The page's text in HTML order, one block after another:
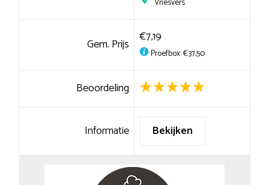
Gem. Prijs €7,19
Proefbox: €37,50
Beoordeling
Informatie Bekijken